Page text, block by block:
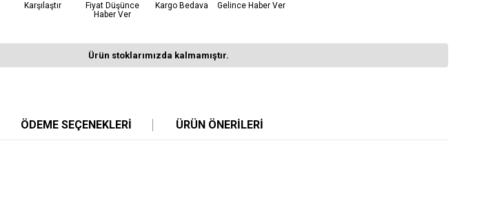
Karşılaştır
Fiyat Düşünce
Haber Ver
Kargo Bedava Gelince Haber Ver
Ürün stoklarımızda kalmamıştır.
ÖDEME SEÇENEKLERI ÜRÜN ÖNERILERI